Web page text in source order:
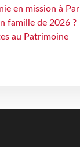
en mission à
famille de 2026 ?
au Patrimoine